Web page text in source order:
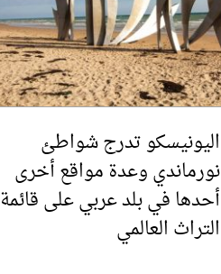
اليونيسكو تدرج شواطئ
نورماندي وعدة مواقع أخرى
أحدها في بلد عربي على قائمة
التراث العالمي